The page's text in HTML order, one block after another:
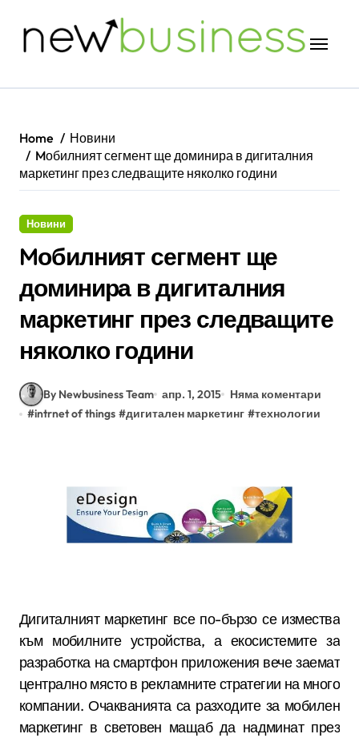
Home
Новини
Mобилният сегмент ще доминира в дигиталния
маркетинг през следващите няколко години
Новини
Mобилният сегмент ще
доминира в дигиталния
маркетинг през следващите
няколко години
By Newbusiness Team апр. 1, 2015
Няма коментари
#intrnet of things #дигитален маркетинг #технологии
Дигиталният маркетинг все по-бързо се измества
към мобилните устройства, а екосистемите за
разработка на смартфон приложения вече заемат
централно място в рекламните стратегии на много
компании. Очакванията са разходите за мобилен
маркетинг в световен мащаб да надминат през